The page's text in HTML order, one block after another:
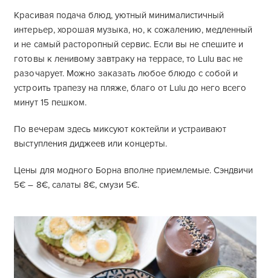
Красивая подача блюд, уютный минималистичный
интерьер, хорошая музыка, но, к сожалению, медленный
и не самый расторопный сервис. Если вы не спешите и
готовы к ленивому завтраку на террасе, то Lulu вас не
разочарует. Можно заказать любое блюдо с собой и
устроить трапезу на пляже, благо от Lulu до него всего
минут 15 пешком.
По вечерам здесь миксуют коктейли и устраивают
выступления диджеев или концерты.
Цены для модного Борна вполне приемлемые. Сэндвичи
5€ – 8€, салаты 8€, смузи 5€.